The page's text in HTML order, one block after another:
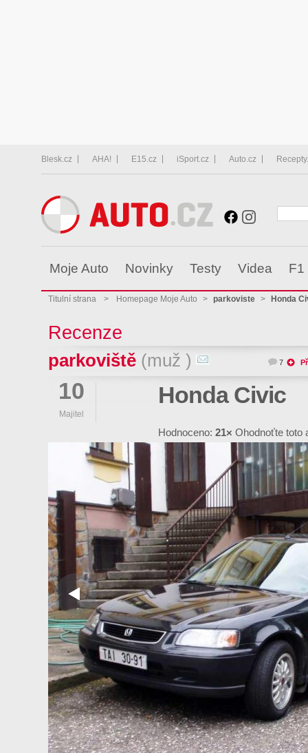
Blesk.cz AHA! E15.cz iSport.cz Auto.cz
Moje Auto Novinky Testy Videa F1
Titulní strana > Homepage Moje Auto > parkoviste > Honda
Recenze
parkoviště (muž ) 7
10
Majitel
Honda Civic
Hodnoceno: 21× Ohodnoťte toto